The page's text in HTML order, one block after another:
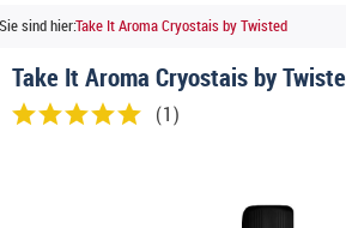
Sie sind hier:Take It Aroma Cryostais by Twisted
Take It Aroma Cryostais by
(1)